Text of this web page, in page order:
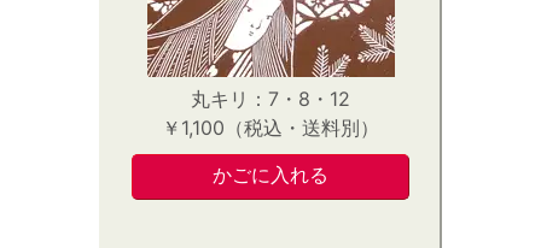
丸キリ：7・8・12
￥1,100（税込・送料別）